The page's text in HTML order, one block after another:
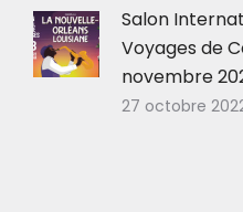
Salon
Voyages de
novembre
27 octobre